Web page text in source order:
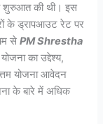
शुरुआत की थी। इस
के ड्रापआउट रेट पर
सेPM Shrestha
का उद्देश्य,
योजना आवेदन
के बारे में अधिक